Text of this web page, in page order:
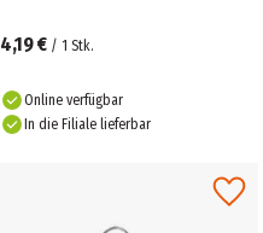
4,19 € / 1 Stk.
Online verfügbar
In die Filiale lieferbar